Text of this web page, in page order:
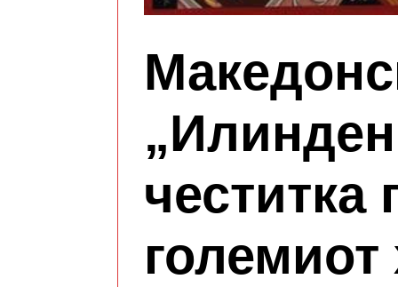
честитка
големиот